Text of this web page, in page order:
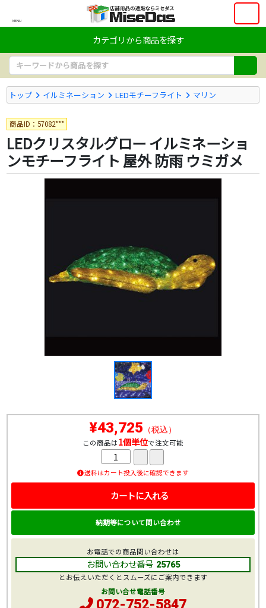
MENU
カテゴリから商品を探す
トップ イルミネーション LEDモチーフライト マリン
商品ID：57082***
LEDクリスタルグロー イルミネーショ
ンモチーフライト 屋外 防雨 ウミガメ
¥43,725 （税込）
この商品は1個単位で注文可能
送料はカート投入後に確認できます
カートに入れる
納期等について問い合わせ
お電話での商品問い合わせは
お問い合わせ番号 25765
とお伝えいただくとスムーズにご案内できます
お問い合せ電話番号